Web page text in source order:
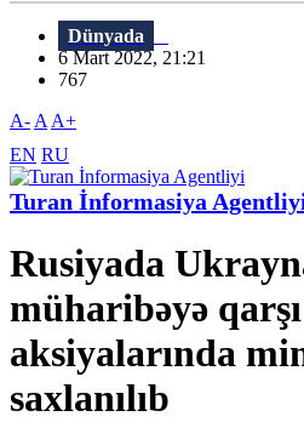
Dünyada
6 Mart 2022, 21:21
767
A- A A+
EN RU
Turan İnformasiya
Rusiyada
müharibəyə
aksiyalarında
saxlanılıb